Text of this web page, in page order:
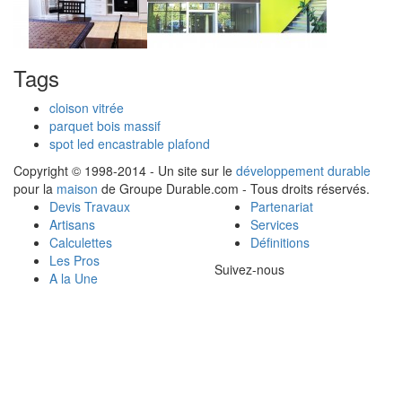
Tags
cloison vitrée
parquet bois massif
spot led encastrable plafond
Copyright © 1998-2014 - Un site sur le développement durable
pour la maison de Groupe Durable.com - Tous droits réservés.
Devis Travaux
Artisans
Calculettes
Les Pros
A la Une
Partenariat
Services
Définitions
Suivez-nous